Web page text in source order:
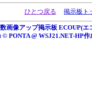
ひとつ戻る 掲示板ト
画像アップ掲示板 ECOUP(エ
PONTA @ WSJ21.NET-HP作